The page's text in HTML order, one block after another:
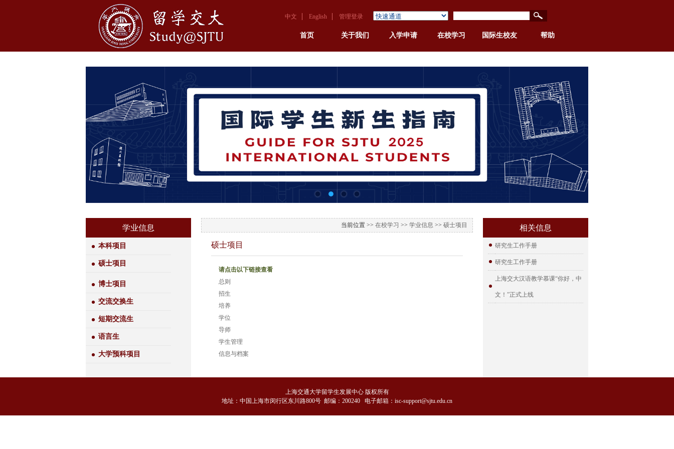
中文 English 管理登录
首页 关于我们 入学申请 在校学习 国际生校友 帮助
学业信息
本科项目
硕士项目
博士项目
交流交换生
短期交流生
语言生
大学预科项目
当前位置 >> 在校学习 >> 学业信息 >> 硕士项目
硕士项目
请点击以下链接查看
总则
招生
培养
学位
导师
学生管理
信息与档案
相关信息
研究生工作手册
研究生工作手册
上海交大汉语教学慕课“你好，中
文！”正式上线
上海交通大学留学生发展中心 版权所有
地址：中国上海市闵行区东川路800号 邮编：200240 电子邮箱：isc-support@sjtu.edu.cn